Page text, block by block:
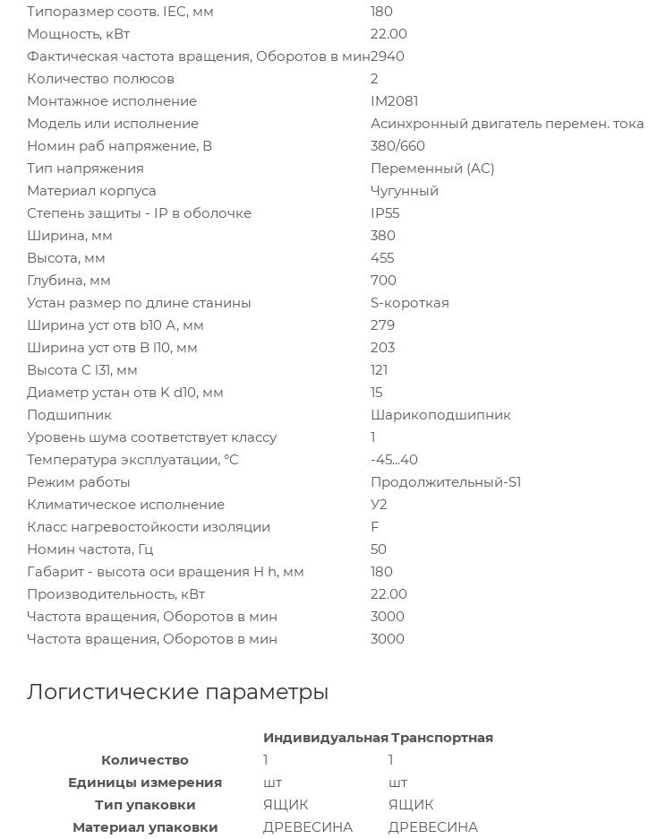
Типоразмер соотв. IEC, мм
180
Мощность, кВт
22.00
Фактическая частота вращения, Оборотов в мин2940
Количество полюсов
2
Монтажное исполнение
IM2081
Модель или исполнение
Асинхронный двигатель перемен. тока
Номин раб напряжение, В
380/660
Тип напряжения
Переменный (AC)
Материал корпуса
Чугунный
Степень защиты - IP в оболочке
IP55
Ширина, мм
380
Высота, мм
455
Глубина, мм
700
Устан размер по длине станины
S-короткая
Ширина уст отв b10 А, мм
279
Ширина уст отв B l10, мм
203
Высота C l31, мм
121
Диаметр устан отв K d10, мм
15
Подшипник
Шарикоподшипник
Уровень шума соответствует классу
1
Температура эксплуатации, °C
-45...40
Режим работы
Продолжительный-S1
Климатическое исполнение
У2
Класс нагревостойкости изоляции
F
Номин частота, Гц
50
Габарит - высота оси вращения H h, мм
180
Производительность, кВт
22.00
Частота вращения, Оборотов в мин
3000
Частота вращения, Оборотов в мин
3000
Логистические параметры
ИндивидуальнаяТранспортная
Количество
1
1
Единицы измерения
шт
шт
Тип упаковки
ЯЩИК
ЯЩИК
Материал упаковки
ДРЕВЕСИНА
ДРЕВЕСИНА